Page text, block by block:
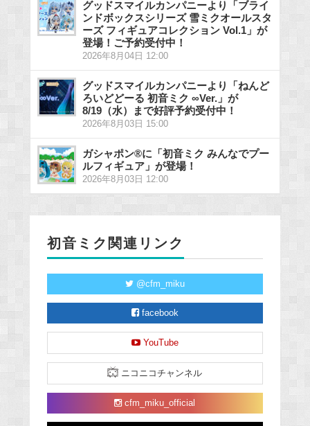
グッドスマイルカンパニーより「ブライ
ンドボックスシリーズ 雪ミクオールスタ
ーズ フィギュアコレクション Vol.1」が
登場！ご予約受付中！
2026年8月04日 12:00
グッドスマイルカンパニーより「ねんど
ろいどどーる 初音ミク ∞Ver.」が
8/19（水）まで好評予約受付中！
2026年8月03日 15:00
ガシャポン®に「初音ミク みんなでプー
ルフィギュア」が登場！
2026年8月03日 12:00
初音ミク関連リンク
@cfm_miku
facebook
YouTube
ニコニコチャンネル
cfm_miku_official